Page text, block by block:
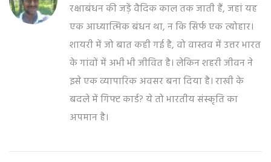
रक्षाबंधन की जड़ें वैदिक काल तक जाती हैं, जहां यह
एक आध्यात्मिक बंधन था, न कि सिर्फ एक त्योहार।
शायरी में जो बात कही गई है, वो वास्तव में उत्तर भारत
के गांवों में अभी भी जीवित है। लेकिन शहरी जीवन ने
इसे एक व्यापारिक अवसर बना दिया है। राखी के
बदले में गिफ्ट कार्ड? ये तो भारतीय संस्कृति का
अपमान है।